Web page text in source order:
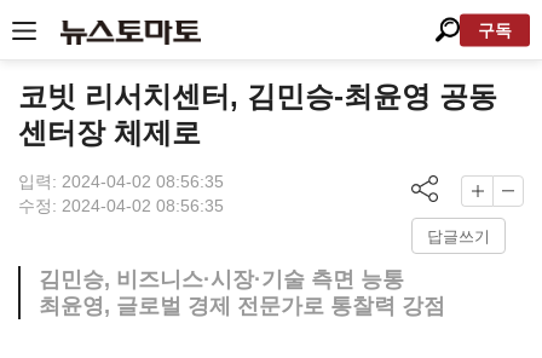
구독
코빗 리서치센터, 김민승-최윤영 공동
센터장 체제로
입력: 2024-04-02 08:56:35
수정: 2024-04-02 08:56:35
답글쓰기
김민승, 비즈니스·시장·기술 측면 능통
최윤영, 글로벌 경제 전문가로 통찰력 강점